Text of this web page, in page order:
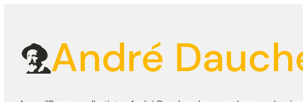
contenu
André